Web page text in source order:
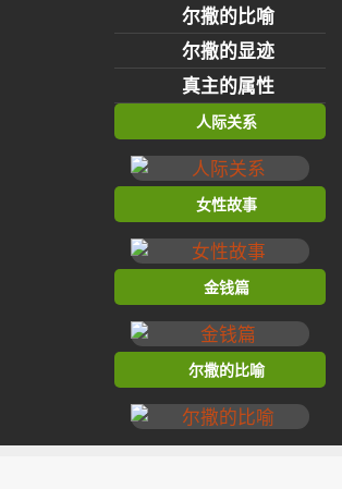
尔撒的比喻
尔撒的显迹
真主的属性
人际关系
女性故事
金钱篇
尔撒的比喻